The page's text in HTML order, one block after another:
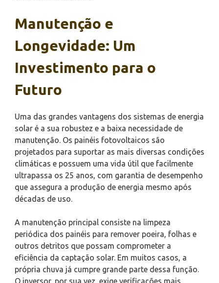
Manutenção e
Longevidade: Um
Investimento para o
Futuro
Uma das grandes vantagens dos sistemas de energia
solar é a sua robustez e a baixa necessidade de
manutenção. Os painéis fotovoltaicos são
projetados para suportar as mais diversas condições
climáticas e possuem uma vida útil que facilmente
ultrapassa os 25 anos, com garantia de desempenho
que assegura a produção de energia mesmo após
décadas de uso.
A manutenção principal consiste na limpeza
periódica dos painéis para remover poeira, folhas e
outros detritos que possam comprometer a
eficiência da captação solar. Em muitos casos, a
própria chuva já cumpre grande parte dessa função.
O inversor, por sua vez, exige verificações mais